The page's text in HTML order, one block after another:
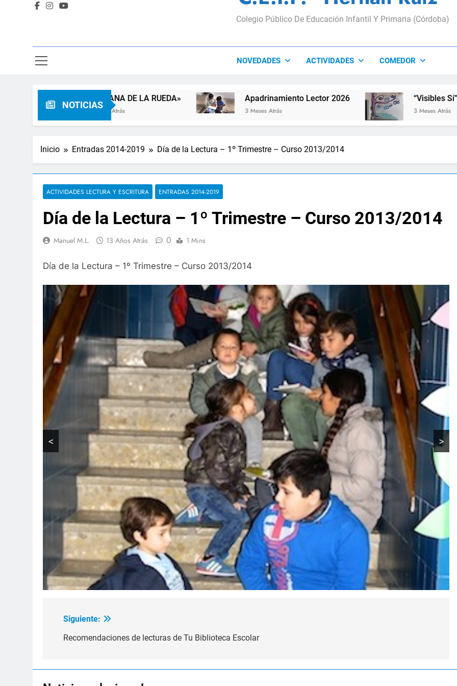
Colegio Público De Educación Infantil Y Primaria (Córdoba)
NOVEDADES ACTIVIDADES COMEDOR
NOTICIAS
«SEMANA DE LA RUEDA»
3 Meses Atrás
Apadrinamiento Lector 2026
3 Meses Atrás
“Visibles Sí”
3 Meses Atrás
Inicio Entradas 2014-2019 Día de la Lectura – 1º Trimestre – Curso 2013/2014
ACTIVIDADES LECTURA Y ESCRITURA ENTRADAS 2014-2019
Día de la Lectura – 1º Trimestre – Curso 2013/2014
Manuel M.L. 13 Años Atrás 0 1 Mins
Día de la Lectura – 1º Trimestre – Curso 2013/2014
< >
Navegación
de
Siguiente:
Recomendaciones de lecturas de Tu Biblioteca Escolar